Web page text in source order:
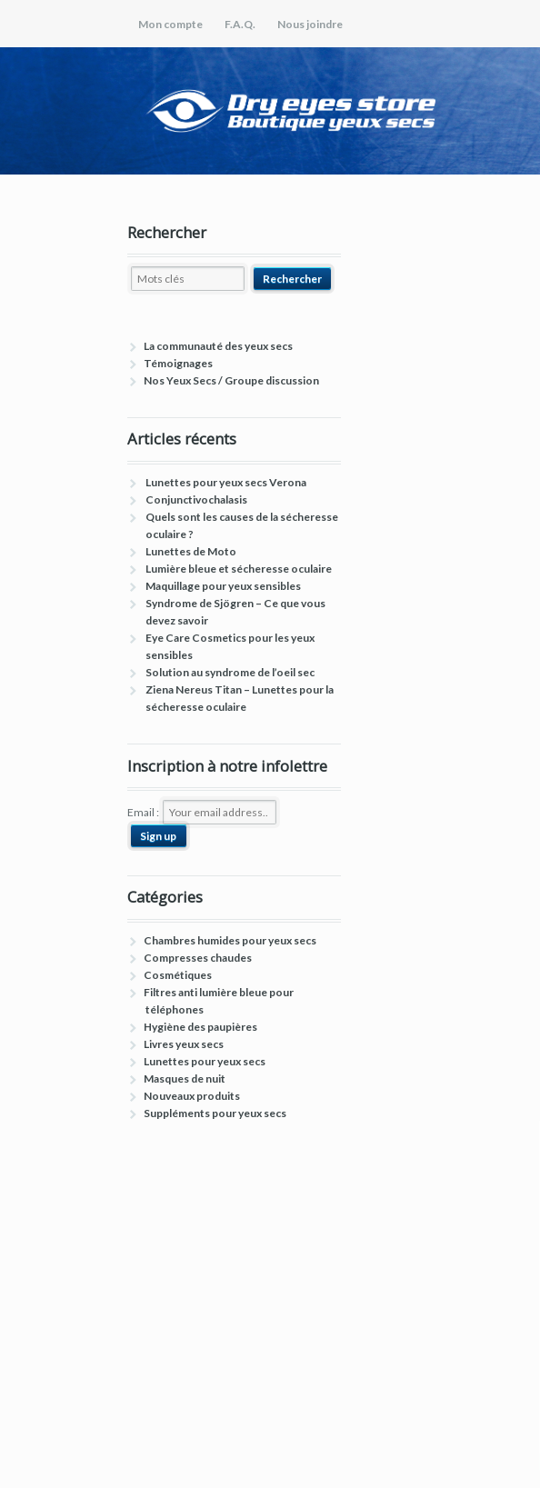
Mon compte F.A.Q. Nous joindre
Rechercher
La communauté des yeux secs
Témoignages
Nos Yeux Secs / Groupe discussion
Articles récents
Lunettes pour yeux secs Verona
Conjunctivochalasis
Quels sont les causes de la sécheresse
oculaire ?
Lunettes de Moto
Lumière bleue et sécheresse oculaire
Maquillage pour yeux sensibles
Syndrome de Sjögren – Ce que vous
devez savoir
Eye Care Cosmetics pour les yeux
sensibles
Solution au syndrome de l’oeil sec
Ziena Nereus Titan – Lunettes pour la
sécheresse oculaire
Inscription à notre infolettre
Email :
Catégories
Chambres humides pour yeux secs
Compresses chaudes
Cosmétiques
Filtres anti lumière bleue pour
téléphones
Hygiène des paupières
Livres yeux secs
Lunettes pour yeux secs
Masques de nuit
Nouveaux produits
Suppléments pour yeux secs